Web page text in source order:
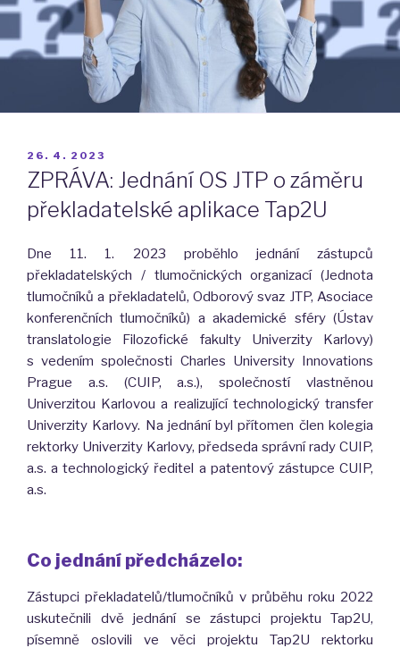
PUBLIKOVÁNO
26. 4. 2023
ZPRÁVA: Jednání OS JTP o záměru
překladatelské aplikace Tap2U
Dne 11. 1. 2023 proběhlo jednání zástupců
překladatelských / tlumočnických organizací (Jednota
tlumočníků a překladatelů, Odborový svaz JTP, Asociace
konferenčních tlumočníků) a akademické sféry (Ústav
translatologie Filozofické fakulty Univerzity Karlovy)
s vedením společnosti Charles University Innovations
Prague a.s. (CUIP, a.s.), společností vlastněnou
Univerzitou Karlovou a realizující technologický transfer
Univerzity Karlovy. Na jednání byl přítomen člen kolegia
rektorky Univerzity Karlovy, předseda správní rady CUIP,
a.s. a technologický ředitel a patentový zástupce CUIP,
a.s.
Co jednání předcházelo:
Zástupci překladatelů/tlumočníků v průběhu roku 2022
uskutečnili dvě jednání se zástupci projektu Tap2U,
písemně oslovili ve věci projektu Tap2U rektorku